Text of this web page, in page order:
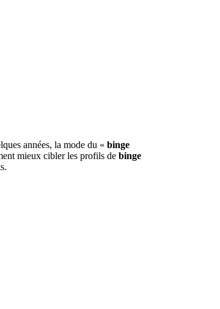
années, la mode du « binge
mieux cibler les profils de binge